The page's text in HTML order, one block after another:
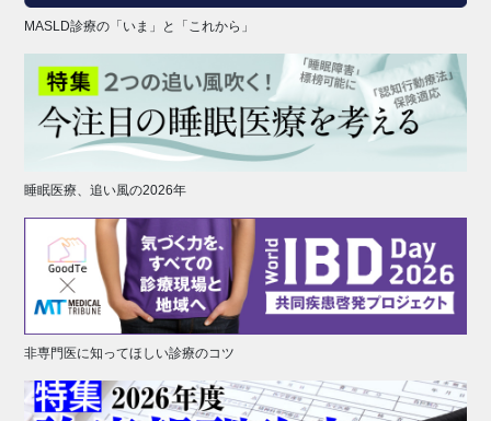
MASLD診療の「いま」と「これから」
睡眠医療、追い風の2026年
非専門医に知ってほしい診療のコツ